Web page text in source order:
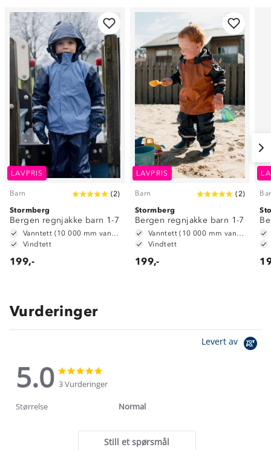
LAVPRIS
Barn (2)
Stormberg
Bergen regnjakke barn 1-7
Vindtett
199,-
LAVPRIS
Barn ( 2)
Stormberg
Bergen regnjakke barn 1-7
Vindtett
199,-
Vurderinger
Levert av
5.0
5.0
star
rating
star
3 Vurderinger
Størrelse Normal
Still et spørsmål